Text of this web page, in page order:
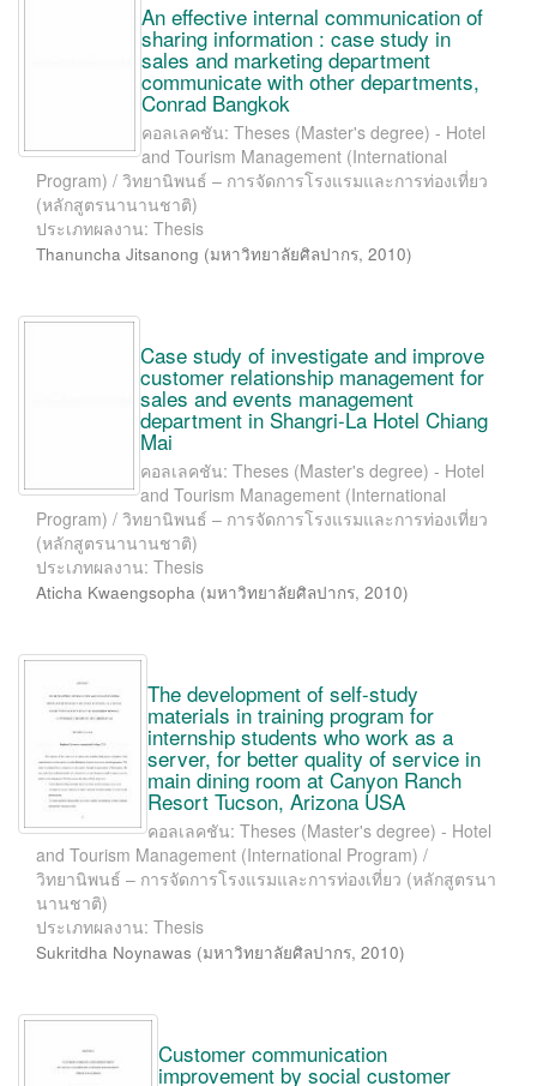
An effective internal communication of
sharing information : case study in
sales and marketing department
communicate with other departments,
Conrad Bangkok
คอลเลคชัน: Theses (Master's degree) - Hotel
and Tourism Management (International
Program) / วิทยานิพนธ์ – การจัดการโรงแรมและการท่องเที่ยว
(หลักสูตรนานานชาติ)
ประเภทผลงาน: Thesis
Thanuncha Jitsanong (มหาวิทยาลัยศิลปากร, 2010)
Case study of investigate and improve
customer relationship management for
sales and events management
department in Shangri-La Hotel Chiang
Mai
คอลเลคชัน: Theses (Master's degree) - Hotel
and Tourism Management (International
Program) / วิทยานิพนธ์ – การจัดการโรงแรมและการท่องเที่ยว
(หลักสูตรนานานชาติ)
ประเภทผลงาน: Thesis
Aticha Kwaengsopha (มหาวิทยาลัยศิลปากร, 2010)
The development of self-study
materials in training program for
internship students who work as a
server, for better quality of service in
main dining room at Canyon Ranch
Resort Tucson, Arizona USA
คอลเลคชัน: Theses (Master's degree) - Hotel
and Tourism Management (International Program) /
วิทยานิพนธ์ – การจัดการโรงแรมและการท่องเที่ยว (หลักสูตรนา
นานชาติ)
ประเภทผลงาน: Thesis
Sukritdha Noynawas (มหาวิทยาลัยศิลปากร, 2010)
Customer communication
improvement by social customer